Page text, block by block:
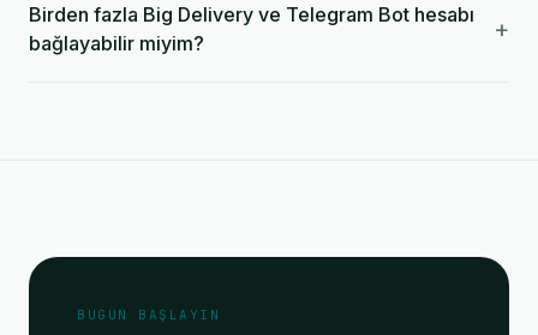
Birden fazla Big Delivery ve Telegram Bot hesabı
bağlayabilir miyim?
+
BUGÜN BAŞLAYIN